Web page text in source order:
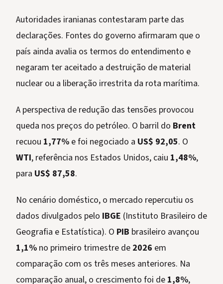
Autoridades iranianas contestaram parte das
declarações. Fontes do governo afirmaram que o
país ainda avalia os termos do entendimento e
negaram ter aceitado a destruição de material
nuclear ou a liberação irrestrita da rota marítima.
A perspectiva de redução das tensões provocou
queda nos preços do petróleo. O barril do Brent
recuou 1,77% e foi negociado a US$ 92,05. O
WTI, referência nos Estados Unidos, caiu 1,48%,
para US$ 87,58.
No cenário doméstico, o mercado repercutiu os
dados divulgados pelo IBGE (Instituto Brasileiro de
Geografia e Estatística). O PIB brasileiro avançou
1,1% no primeiro trimestre de 2026 em
comparação com os três meses anteriores. Na
comparação anual, o crescimento foi de 1,8%,